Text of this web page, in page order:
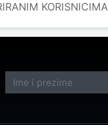
KORISNICIMA